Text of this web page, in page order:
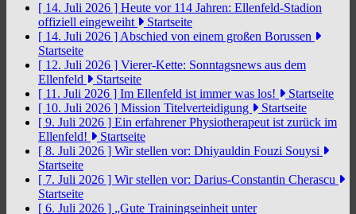
[ 14. Juli 2026 ] Heute vor 114 Jahren: Ellenfeld-Stadion
offiziell eingeweiht
Startseite
[ 14. Juli 2026 ] Abschied von einem großen Borussen
Startseite
[ 12. Juli 2026 ] Vierer-Kette: Sonntagsnews aus dem
Ellenfeld
Startseite
[ 11. Juli 2026 ] Im Ellenfeld ist immer was los!
Startseite
[ 10. Juli 2026 ] Mission Titelverteidigung
Startseite
[ 9. Juli 2026 ] Ein erfahrener Physiotherapeut ist zurück im
Ellenfeld!
Startseite
[ 8. Juli 2026 ] Wir stellen vor: Dhiyauldin Fouzi Souysi
Startseite
[ 7. Juli 2026 ] Wir stellen vor: Darius-Constantin Cherascu
Startseite
[ 6. Juli 2026 ] „Gute Trainingseinheit unter